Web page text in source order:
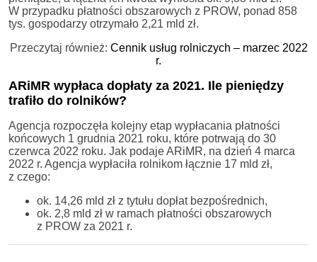
W przypadku płatności obszarowych z PROW, ponad 858
tys. gospodarzy otrzymało 2,21 mld zł.
Przeczytaj również: Cennik usług rolniczych – marzec 2022
r.
ARiMR wypłaca dopłaty za 2021. Ile pieniędzy
trafiło do rolników?
Agencja rozpoczęła kolejny etap wypłacania płatności
końcowych 1 grudnia 2021 roku, które potrwają do 30
czerwca 2022 roku. Jak podaje ARiMR, na dzień 4 marca
2022 r. Agencja wypłaciła rolnikom łącznie 17 mld zł,
z czego:
ok. 14,26 mld zł z tytułu dopłat bezpośrednich,
ok. 2,8 mld zł w ramach płatności obszarowych
z PROW za 2021 r.